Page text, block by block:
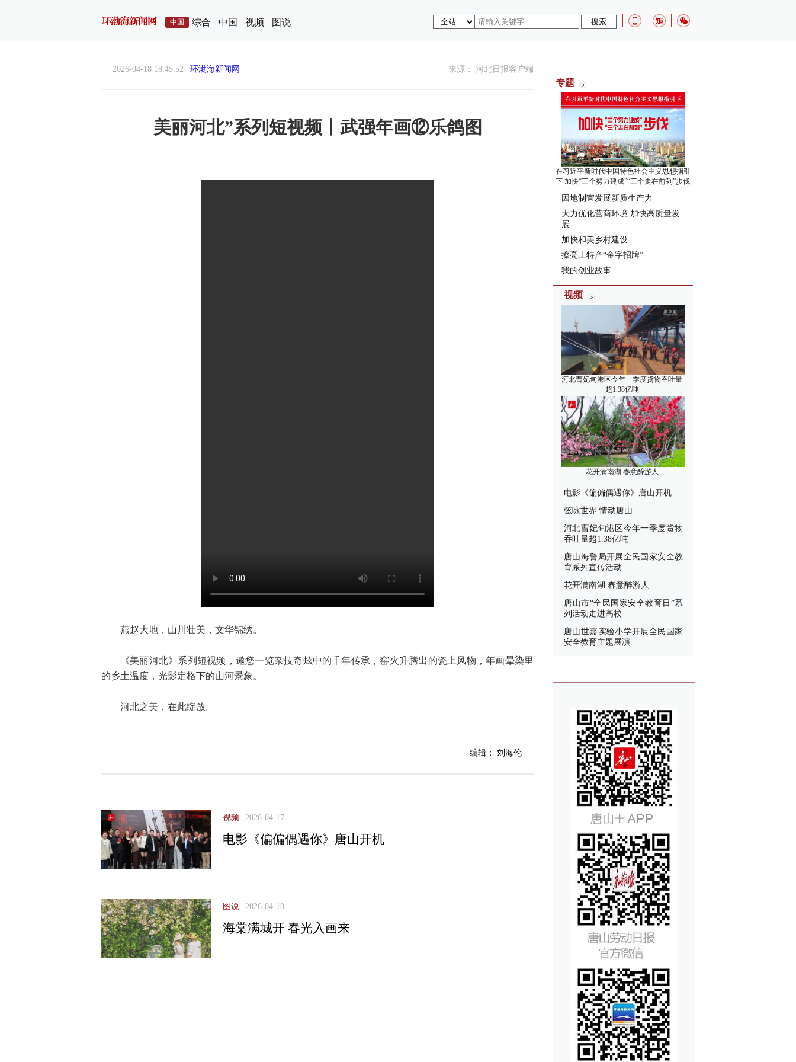
中国 综合 中国 视频 图说
2026-04-18 18:45:52 | 环渤海新闻网 来源： 河北日报客户端
美丽河北”系列短视频丨武强年画⑫乐鸽图
燕赵大地，山川壮美，文华锦绣。
《美丽河北》系列短视频，邀您一览杂技奇炫中的千年传承，窑火升腾出的瓷上风物，年画晕染里
的乡土温度，光影定格下的山河景象。
河北之美，在此绽放。
编辑： 刘海伦
视频 2026-04-17
电影《偏偏偶遇你》唐山开机
图说 2026-04-18
海棠满城开 春光入画来
专题
在习近平新时代中国特色社会主义思想指引
下 加快“三个努力建成”“三个走在前列”步伐
因地制宜发展新质生产力
大力优化营商环境 加快高质量发
展
加快和美乡村建设
擦亮土特产“金字招牌”
我的创业故事
视频
河北曹妃甸港区今年一季度货物吞吐量
超1.38亿吨
花开满南湖 春意醉游人
电影《偏偏偶遇你》唐山开机
弦咏世界 情动唐山
河北曹妃甸港区今年一季度货物
吞吐量超1.38亿吨
唐山海警局开展全民国家安全教
育系列宣传活动
花开满南湖 春意醉游人
唐山市“全民国家安全教育日”系
列活动走进高校
唐山世嘉实验小学开展全民国家
安全教育主题展演